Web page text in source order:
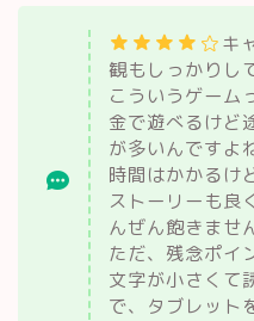
キ
観もしっかりし
こういうゲーム
金で遊べるけど
が多いんですよ
時間はかかるけ
ストーリーも良
んぜん飽きませ
ただ、残念ポイ
文字が小さくて
で、タブレット